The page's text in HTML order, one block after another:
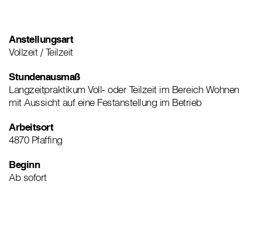
Anstellungsart
Vollzeit / Teilzeit
Stundenausmaß
Langzeitpraktikum Voll- oder Teilzeit im Bereich Wohnen
mit Aussicht auf eine Festanstellung im Betrieb
Arbeitsort
4870 Pfaffing
Beginn
Ab sofort